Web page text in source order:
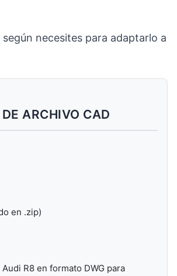
según necesites para adaptarlo a
ARCHIVO CAD
en .zip)
R8 en formato DWG para